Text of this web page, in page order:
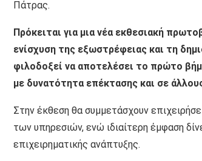
Πάτρας.
Πρόκειται για μια νέα εκθεσιακή
ενίσχυση της εξωστρέφειας και τη
φιλοδοξεί να αποτελέσει το πρώτο
με δυνατότητα επέκτασης και σε
Στην έκθεση θα συμμετάσχουν
των υπηρεσιών, ενώ ιδιαίτερη έμφαση
επιχειρηματικής ανάπτυξης.